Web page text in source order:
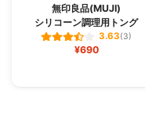
無印良品(MUJI)
シリコーン調理用トング
3.63(3)
¥690